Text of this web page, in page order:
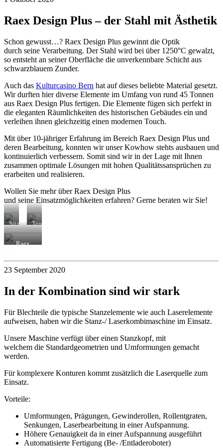
Raex Design Plus – der Stahl mit Ästhetik
Schon gewusst…? Raex Design Plus gewinnt die Optik
durch seine Verarbeitung. Der Stahl wird bei über 1250°C gewalzt,
so entsteht an seiner Oberfläche die unverkennbare Schicht aus
schwarzblauem Zunder.
Auch das Kulturcasino Bern hat auf dieses beliebte Material gesetzt.
Wir durften hier diverse Elemente im Umfang von rund 45 Tonnen
aus Raex Design Plus fertigen. Die Elemente fügen sich perfekt in
die eleganten Räumlichkeiten des historischen Gebäudes ein und
verleihen ihnen gleichzeitig einen modernen Touch.
Mit über 10-jähriger Erfahrung im Bereich Raex Design Plus und
deren Bearbeitung, konnten wir unser Kowhow stehts ausbauen und
kontinuierlich verbessern. Somit sind wir in der Lage mit Ihnen
zusammen optimale Lösungen mit hohen Qualitätssansprüchen zu
erarbeiten und realisieren.
Wollen Sie mehr über Raex Design Plus
und seine Einsatzmöglichkeiten erfahren? Gerne beraten wir Sie!
Sitzungszimmer
Kulturcasino
Bern
Tereppe
aus
Raex
Design
Raex
Blech
23 September 2020
In der Kombination sind wir stark
Für Blechteile die typische Stanzelemente wie auch Laserelemente
aufweisen, haben wir die Stanz-/ Laserkombimaschine im Einsatz.
Unsere Maschine verfügt über einen Stanzkopf, mit
welchem die Standardgeometrien und Umformungen gemacht
werden.
Für komplexere Konturen kommt zusätzlich die Laserquelle zum
Einsatz.
Vorteile:
Umformungen, Prägungen, Gewinderollen, Rollentgraten,
Senkungen, Laserbearbeitung in einer Aufspannung.
Höhere Genauigkeit da in einer Aufspannung ausgeführt
Automatisierte Fertigung (Be- /Entladeroboter)